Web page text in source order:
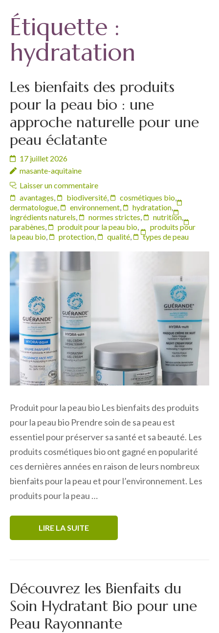
Étiquette :
hydratation
Les bienfaits des produits
pour la peau bio : une
approche naturelle pour une
peau éclatante
17 juillet 2026
masante-aquitaine
Laisser un commentaire
avantages, biodiversité, cosmétiques bio,
dermatologue, environnement, hydratation,
ingrédients naturels, normes strictes, nutrition,
parabènes, produit pour la peau bio,
produits pour
la peau bio, protection, qualité, types de peau
Produit pour la peau bio Les bienfaits des produits
pour la peau bio Prendre soin de sa peau est
essentiel pour préserver sa santé et sa beauté. Les
produits cosmétiques bio ont gagné en popularité
ces dernières années en raison de leurs nombreux
bienfaits pour la peau et pour l’environnement. Les
produits pour la peau …
LIRE LA SUITE
Découvrez les Bienfaits du
Soin Hydratant Bio pour une
Peau Rayonnante